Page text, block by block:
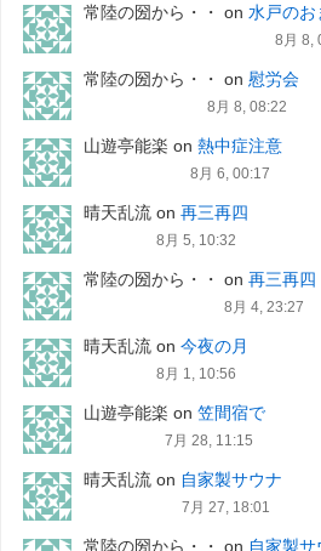
常陸の圀から・・ on 水戸のお
8月 8,
常陸の圀から・・ on 慰労会
8月 8, 08:22
山遊亭能楽 on 熱中症注意
8月 6, 00:17
晴天乱流on 再三再四
8月 5, 10:32
常陸の圀から・・ on 再三再四
8月 4, 23:27
晴天乱流on 今夜の月
8月 1, 10:56
山遊亭能楽 on 笠間宿で
7月 28, 11:15
晴天乱流on 自家製サウナ
7月 27, 18:01
常陸の圀から・・ on 自家製サ